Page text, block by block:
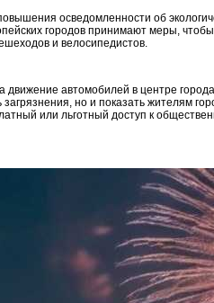
осведомленности об
городов принимают меры,
и велосипедистов.
автомобилей в центре
но и показать жителям
или льготный доступ к